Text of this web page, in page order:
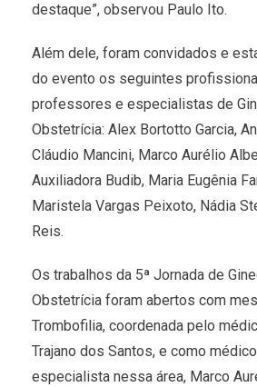
destaque”, observou Paulo Ito.
Além dele, foram convidados e
do evento os seguintes
professores e especialistas de
Obstetrícia: Alex Bortotto Garcia,
Cláudio Mancini, Marco Aurélio
Auxiliadora Budib, Maria Eugênia
Maristela Vargas Peixoto, Nádia
Reis.
Os trabalhos da 5ª Jornada de
Obstetrícia foram abertos com
Trombofilia, coordenada pelo
Trajano dos Santos, e como
especialista nessa área, Marco